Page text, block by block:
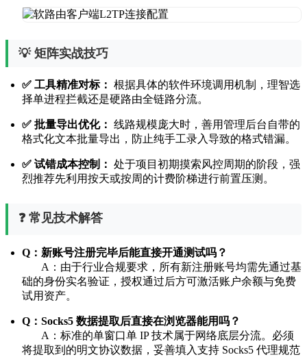
💡 矩阵实战技巧
✅ 工具精准对标： 根据具体的软件环境调用机制，理智选
择单进程拦截还是硬路由全链路分流。
✅ 批量导出优化： 线路规模庞大时，善用管理后台自带的
格式化文本批量导出，防止纯手工录入导致的格式错漏。
✅ 试错成本控制： 处于项目初期摸索风控周期的阶段，强
烈推荐先利用按天或按周的计费阶梯进行前置压测。
❓ 常见技术解答
Q：新账号注册完毕后能直接开通测试吗？
A：由于行业合规要求，所有新注册账号均需先通过基
础的身份实名验证，授权通过后方可激活账户余额与免费
试用资产。
Q：Socks5 数据提取后直接在浏览器能用吗？
A：标准的单窗口单 IP 技术属于网络底层分流。必须
将提取到的明文协议数据，妥善填入支持 Socks5 代理规范